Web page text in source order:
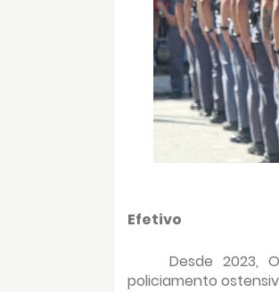
Efetivo
Desde 2023,
policiamento